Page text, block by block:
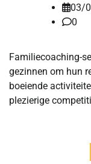
03/
0
Familiecoaching-
gezinnen om hun
boeiende
plezierige